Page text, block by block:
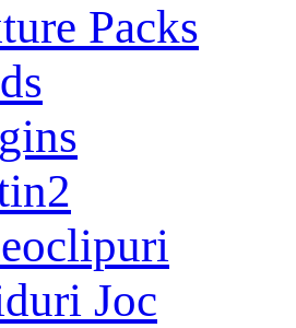
Packs
Joc